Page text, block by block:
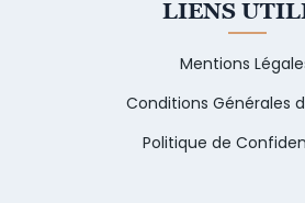
LIENS
Mentions
Conditions Générales
Politique de